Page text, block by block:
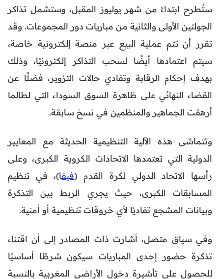
ستُطرح ابتداءً من شهر يوليوز المقبل، وستشمل تذاكر
الجولتين الأولى والثانية من مباريات دور المجموعات. وقد
تقرر أن تتم عملية البيع عبر منصة إلكترونية خاصة،
سيتم اعتمادها أيضًا لسحب التذاكر إلكترونيًا، وذلك
بهدف إحكام الرقابة وتفادي حالات التزوير، فضلًا عن
القضاء النهائي على ظاهرة السوق السوداء التي لطالما
أرهقت الجماهير والمنظمين في نسخ سابقة.
وتتماشى هذه الآلية التنظيمية الحديثة مع المعايير
الدولية التي تعتمدها الاتحادات الكروية الكبرى، وعلى
رأسها الاتحاد الدولي لكرة القدم (فيفا)، في تنظيم
المسابقات الكبرى، حيث يجري الربط بين التذكرة
وبيانات المشجع تفاديًا لأي خروقات تنظيمية أو أمنية.
وفي سياق متصل، أشارت ذات المصادر إلى أن اقتناء
تذكرة حضور إحدى المباريات سيكون شرطًا أساسيًا
للحصول على تأشيرة دخول الأراضي المغربية بالنسبة